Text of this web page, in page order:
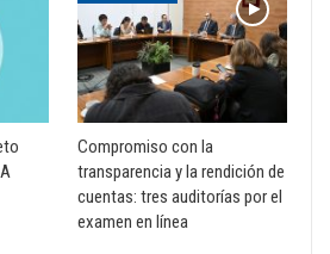
Compromiso con la
transparencia y la rendición de
cuentas: tres auditorías por el
examen en línea